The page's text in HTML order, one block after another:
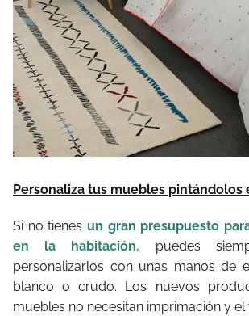
Personaliza tus muebles pintándolos
Si no tienes un gran presupuesto
en la habitación, puedes
personalizarlos con unas manos de
blanco o crudo. Los nuevos
muebles no necesitan imprimación y